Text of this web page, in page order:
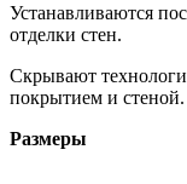
Устанавливаются
отделки стен.
Скрывают
покрытием и стеной.
Размеры